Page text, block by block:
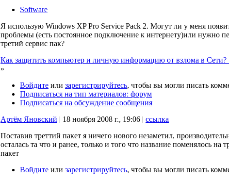
Software
Я использую Windows XP Pro Service Pack 2. Могут ли у меня
проблемы (есть постоянное подключение к интернету)или нужно
третий сервис пак?
Как защитить компьютер и личную информацию от взлома в Сети?
»
Войдите или зарегистрируйтесь, чтобы вы могли писать
Подписаться на тип материалов: форум
Подписаться на обсуждение сообщения
Артём Яновский | 18 ноября 2008 г., 19:06 | ссылка
Поставив треттий пакет я ничего нового незаметил,
осталась та что и ранее, только и того что название поменялось на
пакет
Войдите или зарегистрируйтесь, чтобы вы могли писать